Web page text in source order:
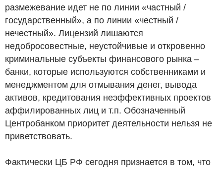
размежевание идет не по линии «частный /
государственный», а по линии «честный /
нечестный». Лицензий лишаются
недобросовестные, неустойчивые и откровенно
криминальные субъекты финансового рынка –
банки, которые используются собственниками и
менеджментом для отмывания денег, вывода
активов, кредитования неэффективных проектов
аффилированных лиц и т.п. Обозначенный
Центробанком приоритет деятельности нельзя не
приветствовать.
Фактически ЦБ РФ сегодня признается в том, что